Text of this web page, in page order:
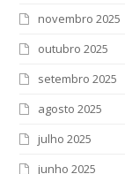
novembro 2025
outubro 2025
setembro 2025
agosto 2025
julho 2025
junho 2025